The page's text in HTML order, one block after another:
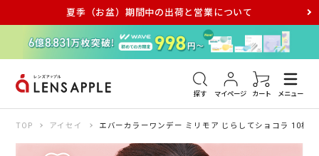
夏季（お盆）期間中の出荷と営業について
探す マイページ カート メニュー
アキュビュー メダリスト メガネ
TOP アイセイ エバーカラーワンデー ミリモア じらしてショコラ 10枚